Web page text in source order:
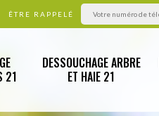
ÊTRE RAPPELÉ
21
DESSOUCHAGE ARBRE
ET HAIE 21